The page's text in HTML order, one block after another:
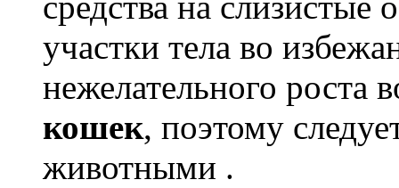
участки тела во
нежелательного роста
кошек, поэтому
животными .